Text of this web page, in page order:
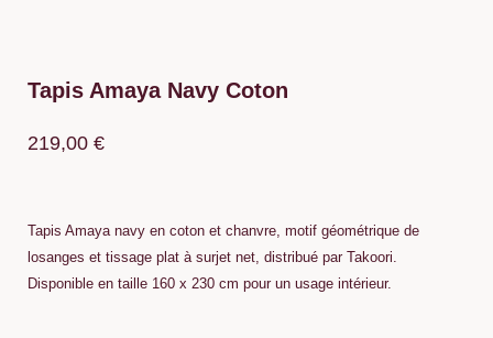
Tapis Amaya Navy Coton
219,00 €
Tapis Amaya navy en coton et chanvre, motif géométrique de
losanges et tissage plat à surjet net, distribué par Takoori.
Disponible en taille 160 x 230 cm pour un usage intérieur.